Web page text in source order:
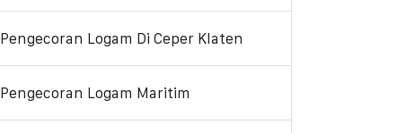
Pengecoran Logam Di Ceper Klaten
Pengecoran Logam Maritim